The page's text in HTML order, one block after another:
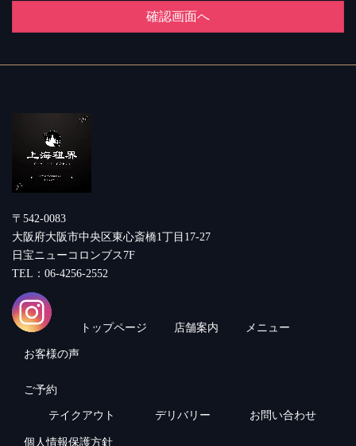
確認画面へ
〒542-0083
大阪府大阪市中央区東心斎橋1丁目17-27
日宝ニューコロンブス7F
TEL：06-4256-2552
トップページ 店舗案内 メニュー
お客様の声
ご予約
テイクアウト デリバリー お問い合わせ
個人情報保護方針